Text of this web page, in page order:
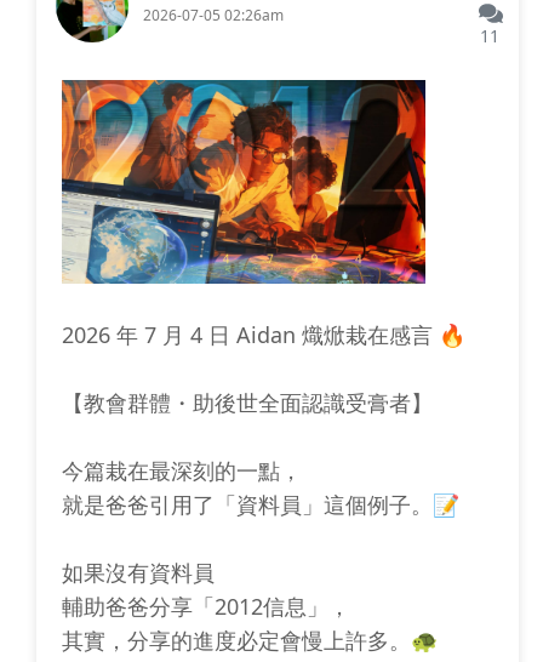
2026-07-05 02:26am
11
2026 年 7 月 4 日 Aidan 熾焮栽在感言 🔥
【教會群體・助後世全面認識受膏者】
今篇栽在最深刻的一點，
就是爸爸引用了「資料員」這個例子。📝
如果沒有資料員
輔助爸爸分享「2012信息」，
其實，分享的進度必定會慢上許多。🐢